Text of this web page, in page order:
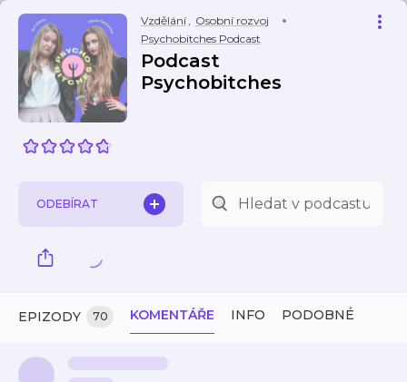
Vzdělání, Osobní rozvoj
Psychobitches Podcast
Podcast
Psychobitches
ODEBÍRAT
EPIZODY 70 KOMENTÁŘE INFO PODOBNÉ